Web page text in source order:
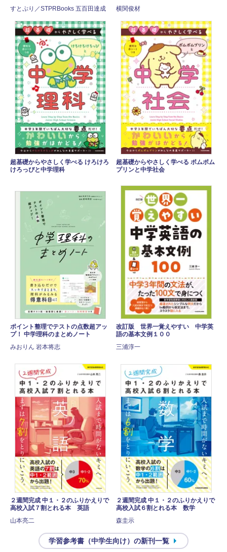
すとぷり／STPRBooks 五百田達成
横関俊材
超基礎からやさしく学べる けろけろ
けろっぴと中学理科
超基礎からやさしく学べる ポムポム
プリンと中学社会
ポイント整理でテストの点数超アッ
プ！ 中学理科のまとめノート
みおりん 岩本将志
改訂版 世界一覚えやすい 中学英
語の基本文例１００
三浦淳一
２週間完成 中１・２のふりかえりで
高校入試７割とれる本 英語
山本亮二
２週間完成 中１・２のふりかえりで
高校入試６割とれる本 数学
森圭示
学習参考書（中学生向け）の新刊一覧